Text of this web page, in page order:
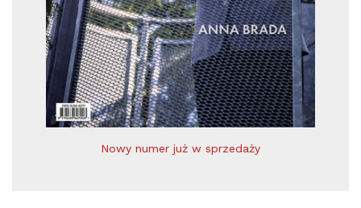
Nowy numer już w sprzedaży